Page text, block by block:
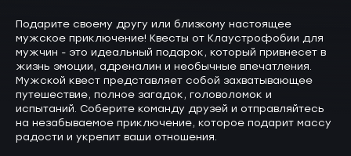
Подарите своему другу или близкому настоящее
мужское приключение! Квесты от Клаустрофобии для
мужчин - это идеальный подарок, который привнесет в
жизнь эмоции, адреналин и необычные впечатления.
Мужской квест представляет собой захватывающее
путешествие, полное загадок, головоломок и
испытаний. Соберите команду друзей и отправляйтесь
на незабываемое приключение, которое подарит массу
радости и укрепит ваши отношения.